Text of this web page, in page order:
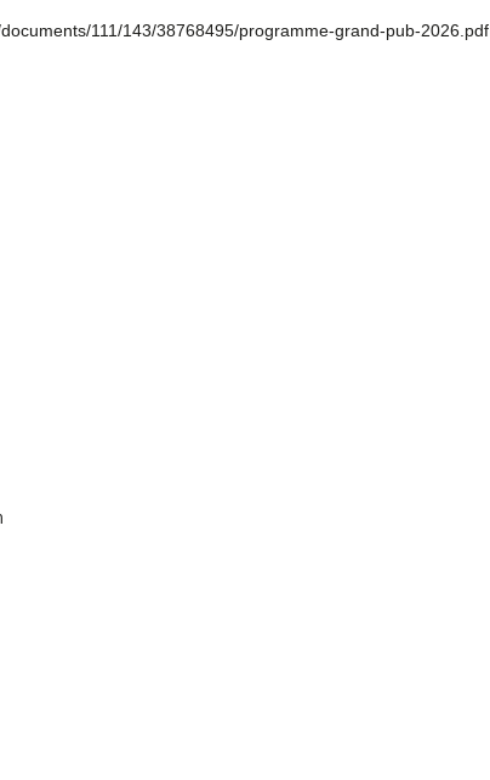
111/143/38768495/programme-grand-pub-2026.pdf